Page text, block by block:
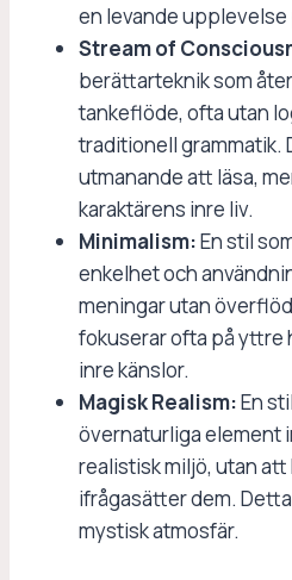
en levande upplevelse
Stream of
berättarteknik som
tankeflöde, ofta utan
traditionell grammatik.
utmanande att läsa,
karaktärens inre liv.
Minimalism:En stil
enkelhet och
meningar utan
fokuserar ofta på yttre
inre känslor.
Magisk Realism:En
övernaturliga element
realistisk miljö, utan att
ifrågasätter dem.
mystisk atmosfär.